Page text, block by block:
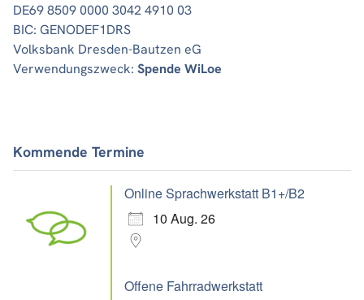
DE69 8509 0000 3042 4910 03
BIC: GENODEF1DRS
Volksbank Dresden-Bautzen eG
Verwendungszweck: Spende WiLoe
Kommende Termine
Online Sprachwerkstatt B1+/B2
10 Aug. 26
Offene Fahrradwerkstatt